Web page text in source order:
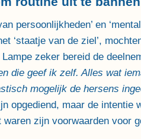
persoonlijkheden’ en
‘staatje van de ziel’,
zeker bereid de
die geef ik zelf. Alles wat
mogelijk de hersens
opgediend, maar de
zijn voorwaarden voor